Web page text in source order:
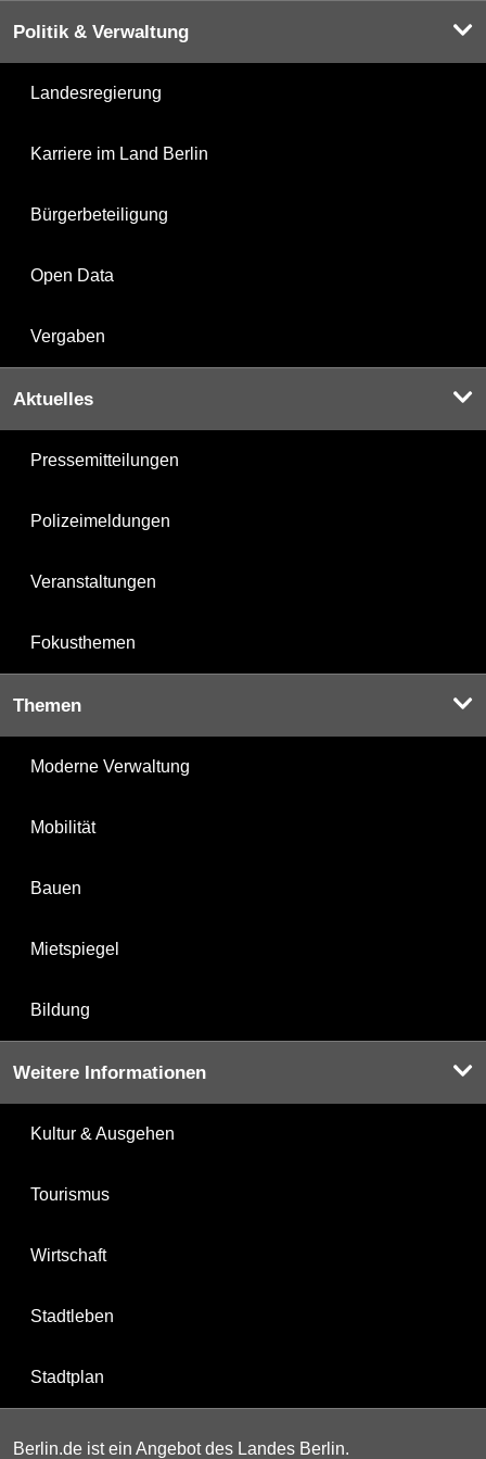
Politik & Verwaltung
Landesregierung
Karriere im Land Berlin
Bürgerbeteiligung
Open Data
Vergaben
Aktuelles
Pressemitteilungen
Polizeimeldungen
Veranstaltungen
Fokusthemen
Themen
Moderne Verwaltung
Mobilität
Bauen
Mietspiegel
Bildung
Weitere Informationen
Kultur & Ausgehen
Tourismus
Wirtschaft
Stadtleben
Stadtplan
Berlin.de ist ein Angebot des Landes Berlin.